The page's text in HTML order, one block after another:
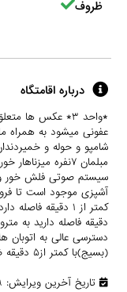
ظروف
درباره اقامتگاه
*واحد ۳* عکس ها
عفونی میشود به همراه
سیستم صوتی فلش خور و
آشپزی موجود است تا
کمتر از ۱ دقیقه
دسترسی عالی به اتوبان
(بسیج)با کمتر از۵ دقیقه ضدعفونی شده و امن با خیالت راحت
تاریخ آخرین ویرایش: ۱۴۰۴,۱,۲۹